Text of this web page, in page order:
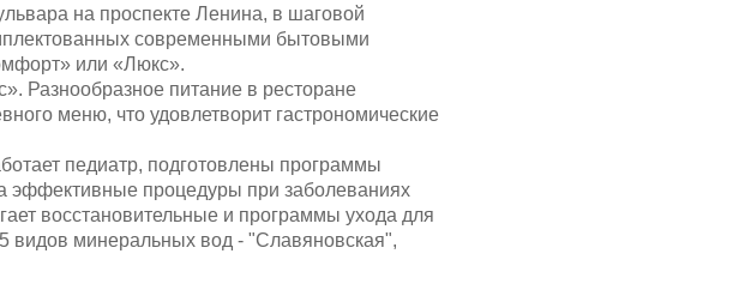
на проспекте Ленина, в шаговой
современными бытовыми
или «Люкс».
Разнообразное питание в ресторане
меню, что удовлетворит гастрономические
педиатр, подготовлены программы
эффективные процедуры при заболеваниях
восстановительные и программы ухода для
видов минеральных вод - "Славяновская",